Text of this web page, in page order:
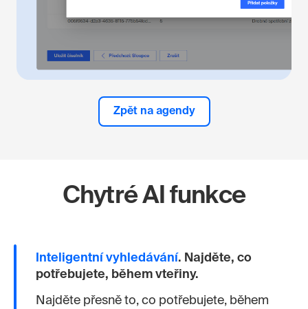
Zpět na agendy
Chytré AI funkce
Inteligentní vyhledávání. Najděte, co
potřebujete, během vteřiny.
Najděte přesně to, co potřebujete, během